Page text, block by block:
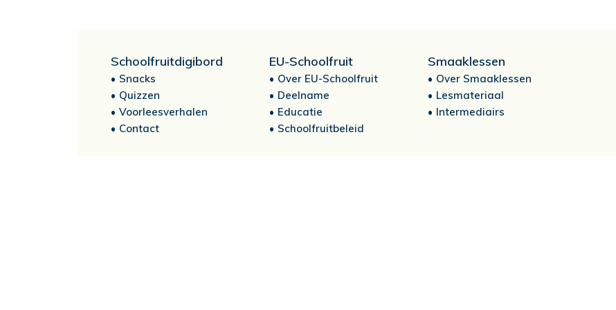
Schoolfruitdigibord
Snacks
Quizzen
Voorleesverhalen
Contact
EU-Schoolfruit
Over EU-Schoolfruit
Deelname
Educatie
Schoolfruitbeleid
Smaaklessen
Over Smaaklessen
Lesmateriaal
Intermediairs